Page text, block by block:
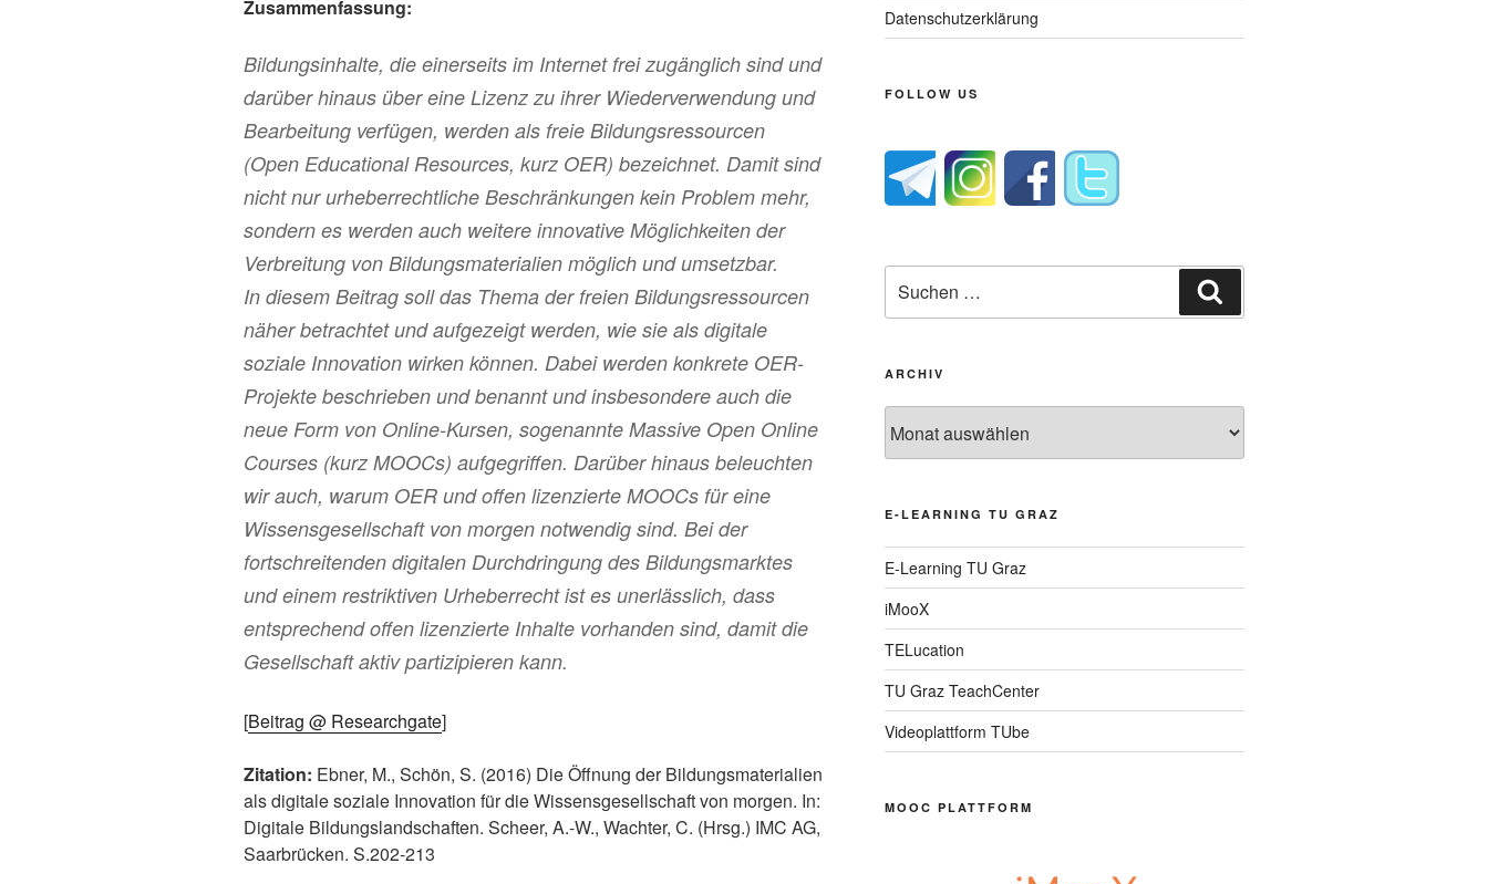
Zusammenfassung:
Bildungsinhalte, die einerseits im Internet frei zugänglich sind und
darüber hinaus über eine Lizenz zu ihrer Wiederverwendung und
Bearbeitung verfügen, werden als freie Bildungsressourcen
(Open Educational Resources, kurz OER) bezeichnet. Damit sind
nicht nur urheberrechtliche Beschränkungen kein Problem mehr,
sondern es werden auch weitere innovative Möglichkeiten der
Verbreitung von Bildungsmaterialien möglich und umsetzbar.
In diesem Beitrag soll das Thema der freien Bildungsressourcen
näher betrachtet und aufgezeigt werden, wie sie als digitale
soziale Innovation wirken können. Dabei werden konkrete OER-
Projekte beschrieben und benannt und insbesondere auch die
neue Form von Online-Kursen, sogenannte Massive Open Online
Courses (kurz MOOCs) aufgegriffen. Darüber hinaus beleuchten
wir auch, warum OER und offen lizenzierte MOOCs für eine
Wissensgesellschaft von morgen notwendig sind. Bei der
fortschreitenden digitalen Durchdringung des Bildungsmarktes
und einem restriktiven Urheberrecht ist es unerlässlich, dass
entsprechend offen lizenzierte Inhalte vorhanden sind, damit die
Gesellschaft aktiv partizipieren kann.
[Beitrag @ Researchgate]
Zitation: Ebner, M., Schön, S. (2016) Die Öffnung der Bildungsmaterialien
als digitale soziale Innovation für die Wissensgesellschaft von morgen. In:
Digitale Bildungslandschaften. Scheer, A.-W., Wachter, C. (Hrsg.) IMC AG,
Saarbrücken. S.202-213
Datenschutzerklärung
FOLLOW US
nach:
ARCHIV
E-LEARNING TU GRAZ
E-Learning TU Graz
iMooX
TELucation
TU Graz TeachCenter
Videoplattform TUbe
MOOC PLATTFORM